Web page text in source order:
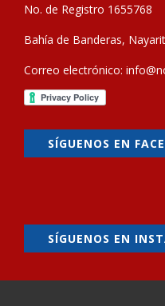
No. de Registro 1655768
Bahía de Banderas, Nayarit
Correo electrónico:
SÍGUENOS EN
SÍGUENOS EN